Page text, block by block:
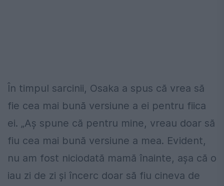
În timpul sarcinii, Osaka a spus că vrea să
fie cea mai bună versiune a ei pentru fiica
ei. „Aș spune că pentru mine, vreau doar să
fiu cea mai bună versiune a mea. Evident,
nu am fost niciodată mamă înainte, așa că o
iau zi de zi și încerc doar să fiu cineva de